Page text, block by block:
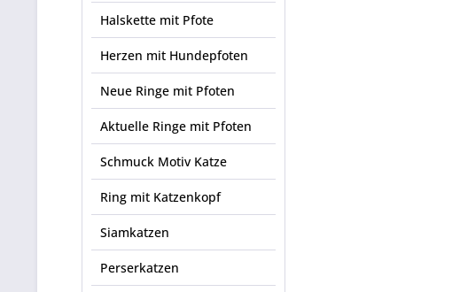
Halskette mit Pfote
Herzen mit Hundepfoten
Neue Ringe mit Pfoten
Aktuelle Ringe mit Pfoten
Schmuck Motiv Katze
Ring mit Katzenkopf
Siamkatzen
Perserkatzen